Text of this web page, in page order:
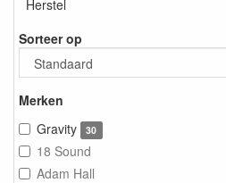
Herstel
Sorteer op
Merken
Gravity
30
18 Sound
Adam Hall